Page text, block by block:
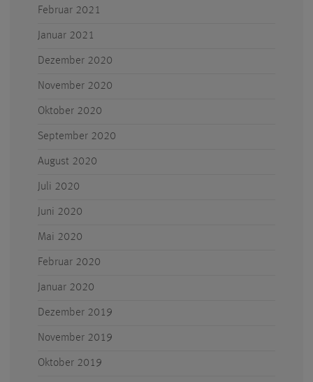
Februar 2021
Januar 2021
Dezember 2020
November 2020
Oktober 2020
September 2020
August 2020
Juli 2020
Juni 2020
Mai 2020
Februar 2020
Januar 2020
Dezember 2019
November 2019
Oktober 2019